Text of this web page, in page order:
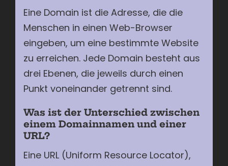
Eine Domain ist die Adresse, die die
Menschen in einen Web-Browser
eingeben, um eine bestimmte Website
zu erreichen. Jede Domain besteht aus
drei Ebenen, die jeweils durch einen
Punkt voneinander getrennt sind.
Was ist der Unterschied zwischen
einem Domainnamen und einer
URL?
Eine URL (Uniform Resource Locator),